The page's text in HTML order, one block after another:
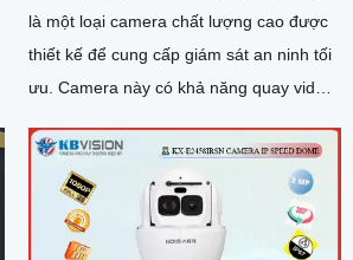
là một loại camera chất lượng cao được
thiết kế để cung cấp giám sát an ninh tối
ưu. Camera này có khả năng quay video
quang học 4x giúp dễ dàng theo dõi các
chi tiết